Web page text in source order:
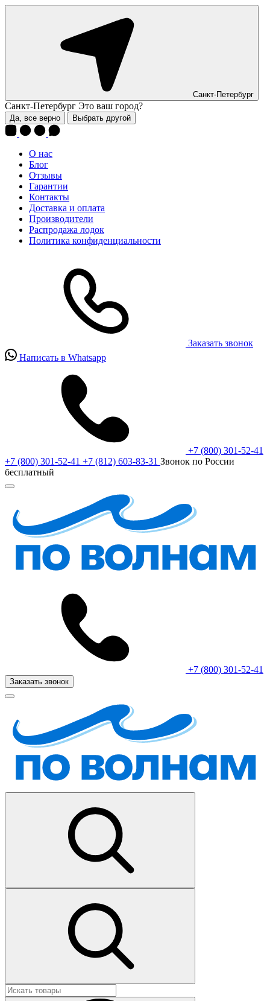
Санкт-Петербург
Санкт-Петербург Это ваш город?
Да, все верно Выбрать другой
О нас
Блог
Отзывы
Гарантии
Контакты
Доставка и оплата
Производители
Распродажа лодок
Политика конфиденциальности
Заказать звонок
Написать в Whatsapp
+7 (800) 301-52-41
+7 (800) 301-52-41 +7 (812) 603-83-31 Звонок по России
бесплатный
+7 (800) 301-52-41
Заказать звонок